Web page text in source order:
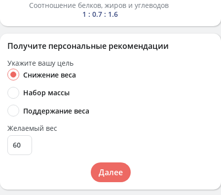
Соотношение белков, жиров и углеводов
1 : 0.7 : 1.6
Получите персональные рекомендации
Укажите вашу цель
Снижение веса
Набор массы
Поддержание веса
Желаемый вес
Далее